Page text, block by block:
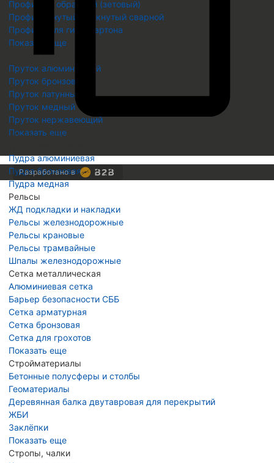
Профиль Z образный (зетовый)
Профиль гнутый замкнутый сварной
Профиль для гипсокартона
Показать еще
Пруток металлический
Пруток алюминиевый
Пруток бронзовый
Пруток латунный
Пруток медный
Пруток нержавеющий
Показать еще
Пудра алюминиевая
Пудра бронзовая
Пудра медная
Рельсы
ЖД подкладки и накладки
Рельсы железнодорожные
Рельсы крановые
Рельсы трамвайные
Шпалы железнодорожные
Сетка металлическая
Алюминиевая сетка
Барьер безопасности СББ
Сетка арматурная
Сетка бронзовая
Сетка для грохотов
Показать еще
Стройматериалы
Бетонные полусферы и столбы
Геоматериалы
Деревянная балка двутавровая для перекрытий
ЖБИ
Заклёпки
Показать еще
Стропы, чалки
Скопировать
Разработано в